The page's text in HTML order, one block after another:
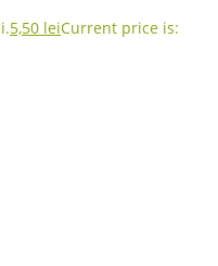
5,50 leiCurrent price is: